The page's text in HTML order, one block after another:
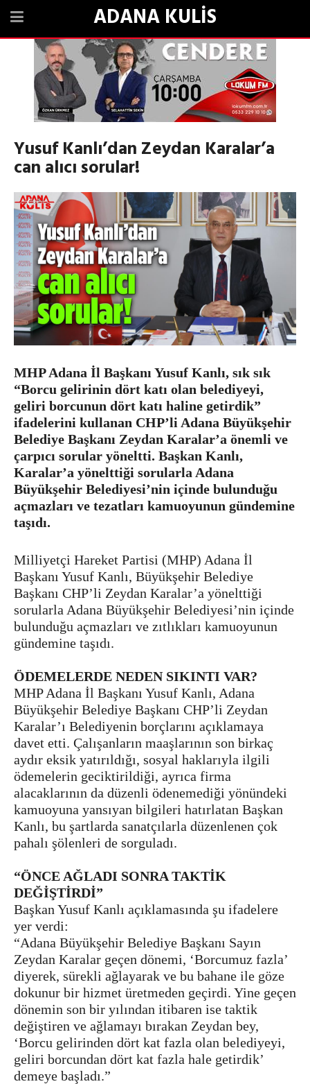
ADANA KULİS
Yusuf Kanlı’dan Zeydan Karalar’a
can alıcı sorular!
MHP Adana İl Başkanı Yusuf Kanlı, sık sık
“Borcu gelirinin dört katı olan belediyeyi,
geliri borcunun dört katı haline getirdik”
ifadelerini kullanan CHP’li Adana Büyükşehir
Belediye Başkanı Zeydan Karalar’a önemli ve
çarpıcı sorular yöneltti. Başkan Kanlı,
Karalar’a yönelttiği sorularla Adana
Büyükşehir Belediyesi’nin içinde bulunduğu
açmazları ve tezatları kamuoyunun gündemine
taşıdı.
Milliyetçi Hareket Partisi (MHP) Adana İl
Başkanı Yusuf Kanlı, Büyükşehir Belediye
Başkanı CHP’li Zeydan Karalar’a yönelttiği
sorularla Adana Büyükşehir Belediyesi’nin içinde
bulunduğu açmazları ve zıtlıkları kamuoyunun
gündemine taşıdı.
ÖDEMELERDE NEDEN SIKINTI VAR?
MHP Adana İl Başkanı Yusuf Kanlı, Adana
Büyükşehir Belediye Başkanı CHP’li Zeydan
Karalar’ı Belediyenin borçlarını açıklamaya
davet etti. Çalışanların maaşlarının son birkaç
aydır eksik yatırıldığı, sosyal haklarıyla ilgili
ödemelerin geciktirildiği, ayrıca firma
alacaklarının da düzenli ödenemediği yönündeki
kamuoyuna yansıyan bilgileri hatırlatan Başkan
Kanlı, bu şartlarda sanatçılarla düzenlenen çok
pahalı şölenleri de sorguladı.
“ÖNCE AĞLADI SONRA TAKTİK
DEĞİŞTİRDİ”
Başkan Yusuf Kanlı açıklamasında şu ifadelere
yer verdi:
“Adana Büyükşehir Belediye Başkanı Sayın
Zeydan Karalar geçen dönemi, ‘Borcumuz fazla’
diyerek, sürekli ağlayarak ve bu bahane ile göze
dokunur bir hizmet üretmeden geçirdi. Yine geçen
dönemin son bir yılından itibaren ise taktik
değiştiren ve ağlamayı bırakan Zeydan bey,
‘Borcu gelirinden dört kat fazla olan belediyeyi,
geliri borcundan dört kat fazla hale getirdik’
demeye başladı.”